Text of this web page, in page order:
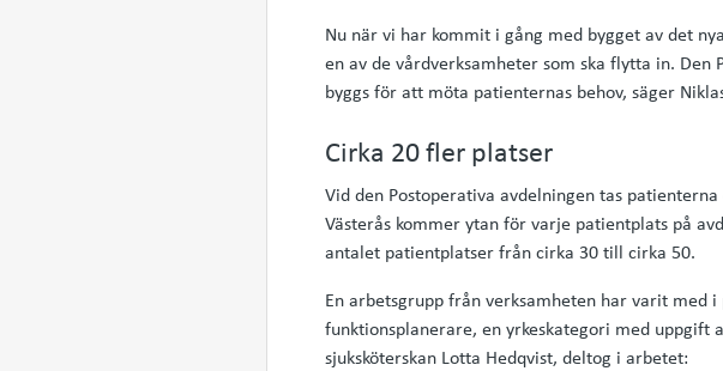
Nu när vi har kommit i gång med bygget av det
en av de vårdverksamheter som ska flytta in.
byggs för att möta patienternas behov, säger
Cirka 20 fler platser
Vid den Postoperativa avdelningen tas
Västerås kommer ytan för varje patientplats på
antalet patientplatser från cirka 30 till cirka 50.
En arbetsgrupp från verksamheten har varit med
funktionsplanerare, en yrkeskategori med uppgift
sjuksköterskan Lotta Hedqvist, deltog i arbetet: